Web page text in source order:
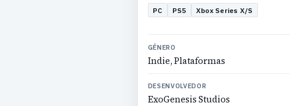
PC PS5 Xbox Series X/S
GÉNERO
Indie, Plataformas
DESENVOLVEDOR
ExoGenesis Studios